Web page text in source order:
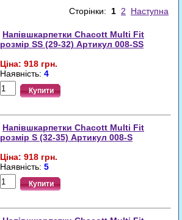
Сторінки: 1 2 Наступна
Напівшкарпетки Chacott Multi Fit
розмір SS (29-32) Артикул 008-SS
Ціна: 918 грн.
Наявність: 4
Купити
Напівшкарпетки Chacott Multi Fit
розмір S (32-35) Артикул 008-S
Ціна: 918 грн.
Наявність: 5
Купити